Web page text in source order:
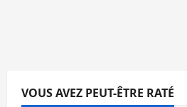
VOUS AVEZ PEUT-ÊTRE RATÉ